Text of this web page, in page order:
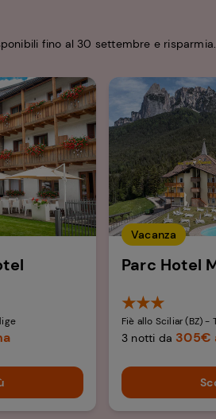
fino al 30 settembre e risparmia.
Vacanza
Parc Hotel
★★★
Fiè allo Sciliar (BZ)
3 notti da 305€